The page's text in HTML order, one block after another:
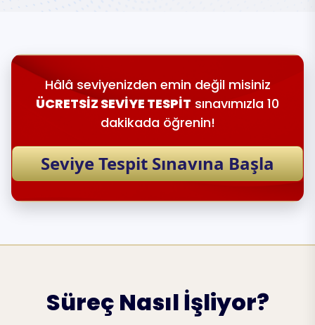
Hâlâ seviyenizden emin değil misiniz
ÜCRETSİZ SEVİYE TESPİT sınavımızla 10
dakikada öğrenin!
Seviye Tespit Sınavına Başla
Süreç Nasıl İşliyor?